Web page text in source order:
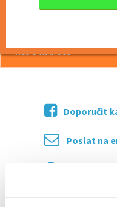
Uničov:
více o nabídce >>
Doporučit
Poslat na